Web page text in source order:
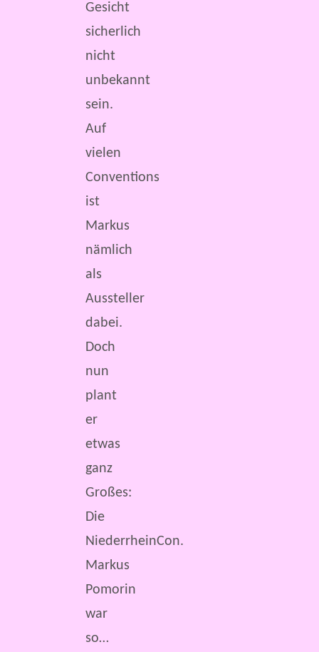
Gesicht
sicherlich
nicht
unbekannt
sein.
Auf
vielen
Conventions
ist
Markus
nämlich
als
Aussteller
dabei.
Doch
nun
plant
er
etwas
ganz
Großes:
Die
NiederrheinCon.
Markus
Pomorin
war
so…